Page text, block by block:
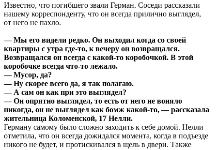
Известно, что погибшего звали Герман. Соседи рассказали
нашему корреспонденту, что он всегда прилично выглядел,
от него не пахло.
— Мы его видели редко. Он выходил когда со своей
квартиры с утра где-то, к вечеру он возвращался.
Возвращался он всегда с какой-то коробочкой. В этой
коробочке всегда что-то лежало.
— Мусор, да?
— Ну скорее всего да, я так полагаю.
— А сам он как при это выглядел?
— Он опрятно выглядел, то есть от него не воняло
никогда, он не выглядел как бомж какой-то, — рассказала
жительница Коломенской, 17 Нелли.
Герману самому было сложно заходить к себе домой. Нелли
отметила, что он всегда дожидался момента, когда в подъезде
никого не будет, и протискивался в щель в двери. Также